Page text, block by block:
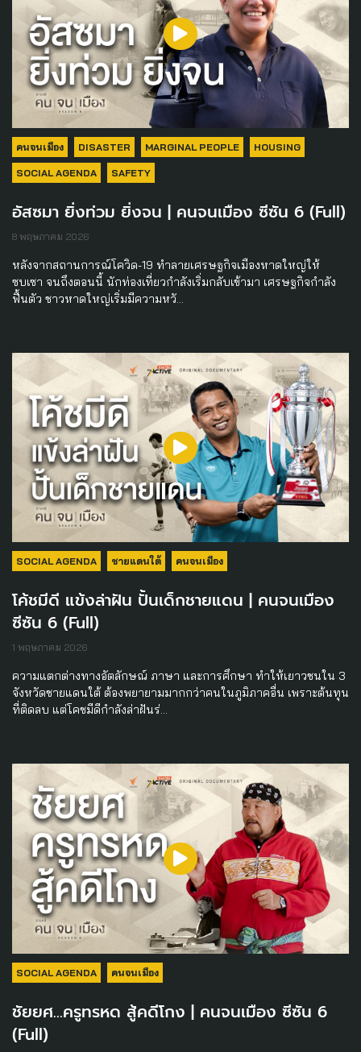
คนจนเมือง DISASTER MARGINAL PEOPLE HOUSING
SOCIAL AGENDA SAFETY
อัสซมา ยิ่งท่วม ยิ่งจน | คนจนเมือง ซีซัน 6 (Full)
8 พฤษภาคม 2026
หลังจากสถานการณ์โควิด-19 ทำลายเศรษฐกิจเมืองหาดใหญ่ให้
ซบเซา จนถึงตอนนี้ นักท่องเที่ยวกำลังเริ่มกลับเข้ามา เศรษฐกิจกำลัง
ฟื้นตัว ชาวหาดใหญ่เริ่มมีความหวั…
SOCIAL AGENDA ชายแดนใต้ คนจนเมือง
โค้ชมีดี แข้งล่าฝัน ปั้นเด็กชายแดน | คนจนเมือง
ซีซัน 6 (Full)
1 พฤษภาคม 2026
ความแตกต่างทางอัตลักษณ์ ภาษา และการศึกษา ทำให้เยาวชนใน 3
จังหวัดชายแดนใต้ ต้องพยายามมากกว่าคนในภูมิภาคอื่น เพราะต้นทุน
ที่ติดลบ แต่โคชมีดีกำลังล่าฝันร่…
SOCIAL AGENDA คนจนเมือง
ชัยยศ…ครูทรหด สู้คดีโกง | คนจนเมือง ซีซัน 6
(Full)